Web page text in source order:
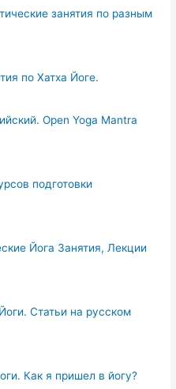
занятия по разным
по Хатха Йоге.
Open Yoga Mantra
подготовки
Йога Занятия, Лекции
Статьи на русском
Как я пришел в йогу?